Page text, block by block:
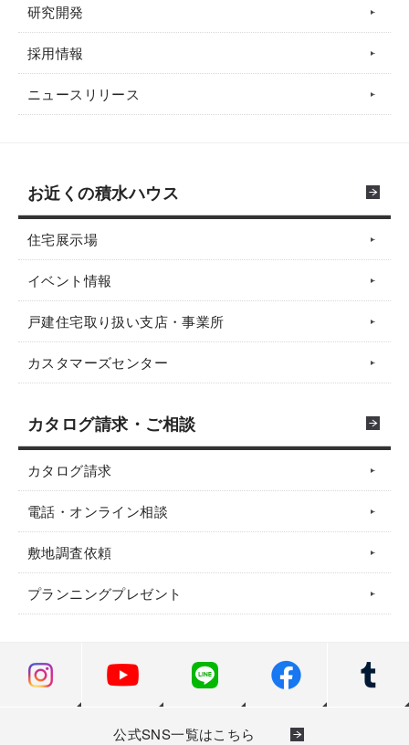
研究開発
採用情報
ニュースリリース
お近くの積水ハウス
住宅展示場
イベント情報
戸建住宅取り扱い支店・事業所
カスタマーズセンター
カタログ請求・ご相談
カタログ請求
電話・オンライン相談
敷地調査依頼
プランニングプレゼント
公式SNS一覧はこちら